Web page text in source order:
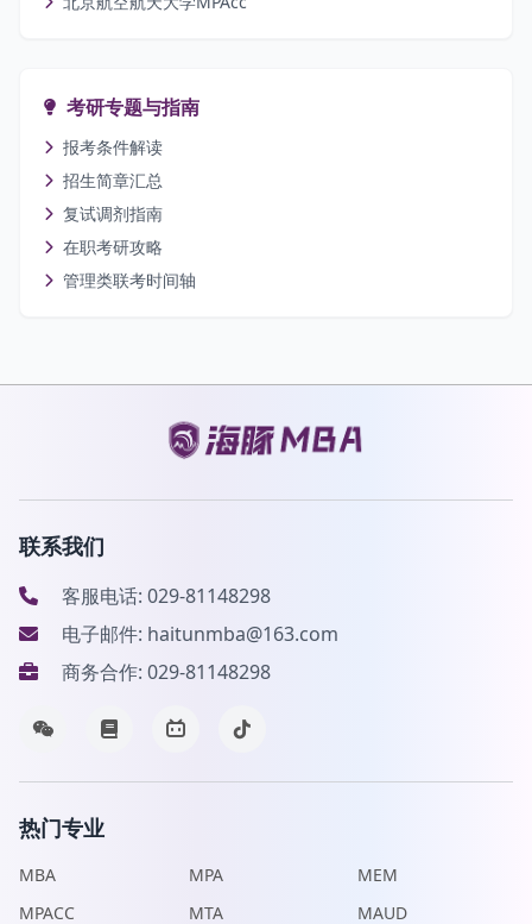
考研专题与指南
报考条件解读
招生简章汇总
复试调剂指南
在职考研攻略
管理类联考时间轴
联系我们
客服电话: 029-81148298
电子邮件: haitunmba@163.com
商务合作: 029-81148298
热门专业
MBA MPA
MEM
MPACC
MTA MAUD